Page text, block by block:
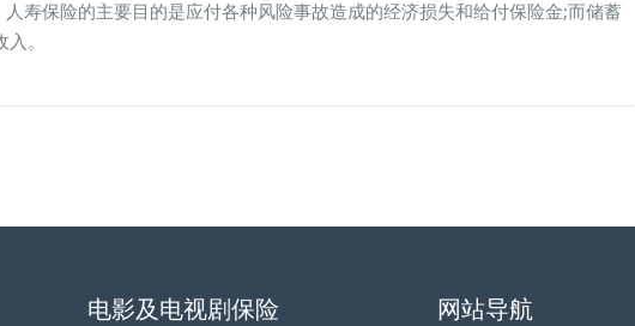
保险的主要目的是应付各种风险事故造成的经济损失和给付保险金;而储蓄
。
电影及电视剧保险 网站导航